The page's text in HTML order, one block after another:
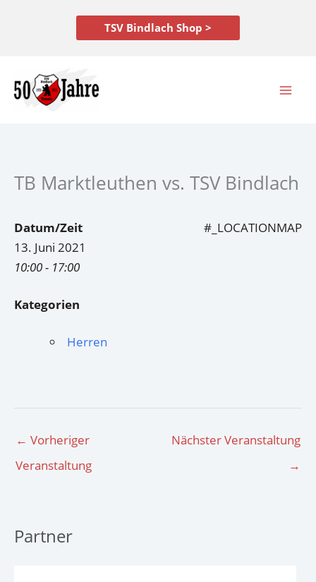
TSV Bindlach Shop >
TB Marktleuthen vs. TSV Bindlach
#_LOCATIONMAP
Datum/Zeit
13. Juni 2021
10:00 - 17:00
Kategorien
Herren
← Vorheriger
Veranstaltung
Nächster Veranstaltung
→
Partner